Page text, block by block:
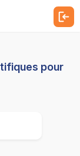
pour